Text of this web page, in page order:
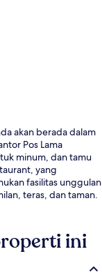
akan berada dalam
Pos Lama
minum, dan tamu
yang
fasilitas unggulan
teras, dan taman.
ini